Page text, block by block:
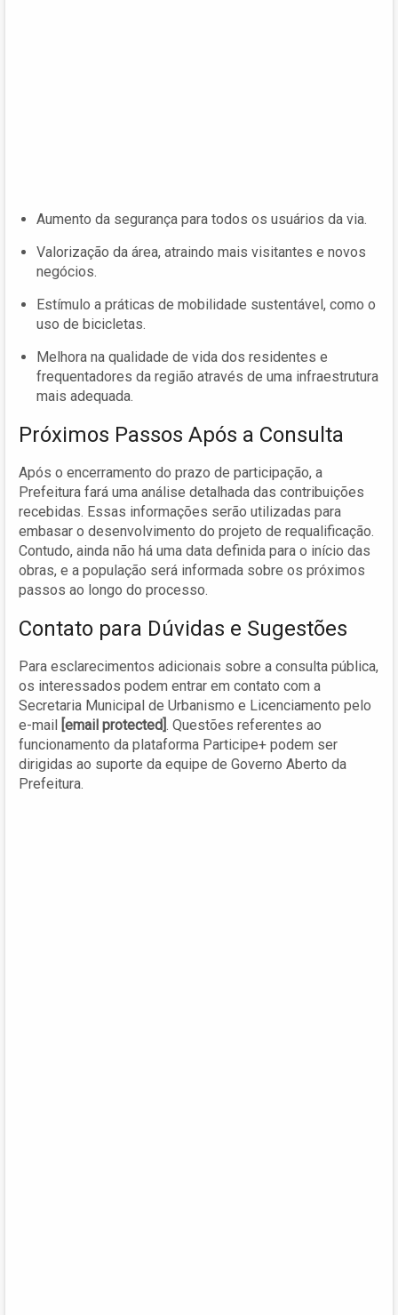
Aumento da segurança para todos os usuários da via.
Valorização da área, atraindo mais visitantes e novos
negócios.
Estímulo a práticas de mobilidade sustentável, como o
uso de bicicletas.
Melhora na qualidade de vida dos residentes e
frequentadores da região através de uma infraestrutura
mais adequada.
Próximos Passos Após a Consulta
Após o encerramento do prazo de participação, a
Prefeitura fará uma análise detalhada das contribuições
recebidas. Essas informações serão utilizadas para
embasar o desenvolvimento do projeto de requalificação.
Contudo, ainda não há uma data definida para o início das
obras, e a população será informada sobre os próximos
passos ao longo do processo.
Contato para Dúvidas e Sugestões
Para esclarecimentos adicionais sobre a consulta pública,
os interessados podem entrar em contato com a
Secretaria Municipal de Urbanismo e Licenciamento pelo
e-mail [email protected] . Questões referentes ao
funcionamento da plataforma Participe+ podem ser
dirigidas ao suporte da equipe de Governo Aberto da
Prefeitura.